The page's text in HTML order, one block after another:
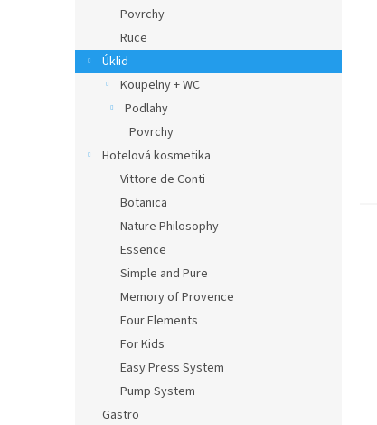
l
Povrchy
Ruce
Úklid
Koupelny + WC
Podlahy
Povrchy
Hotelová kosmetika
Vittore de Conti
Botanica
Nature Philosophy
Essence
Simple and Pure
Memory of Provence
Four Elements
For Kids
Easy Press System
Pump System
Gastro